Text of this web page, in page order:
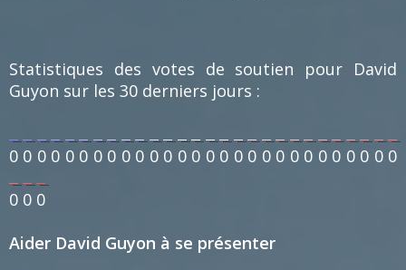
Statistiques des votes de soutien pour David
Guyon sur les 30 derniers jours :
0 0 0 0 0 0 0 0 0 0 0 0 0 0 0 0 0 0 0 0 0 0 0 0 0 0 0 0
0 0 0
Aider David Guyon à se présenter